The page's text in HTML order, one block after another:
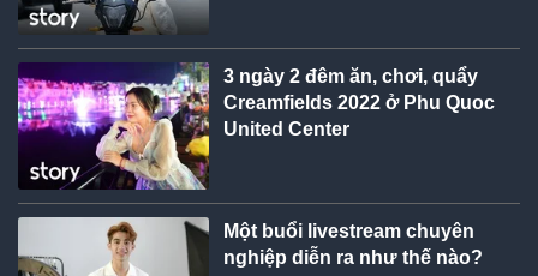
3 ngày 2 đêm ăn, chơi, quẩy
Creamfields 2022 ở Phu Quoc
United Center
Một buổi livestream chuyên
nghiệp diễn ra như thế nào?